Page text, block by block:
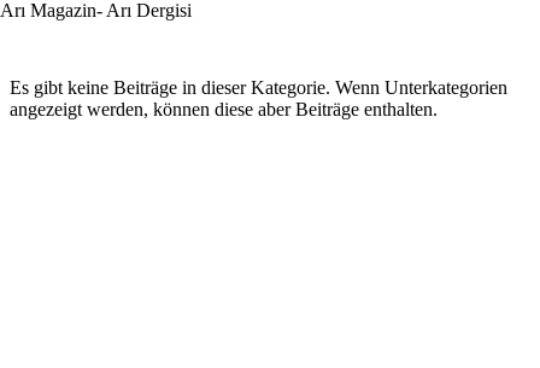
Arı Magazin- Arı Dergisi
Es gibt keine Beiträge in dieser Kategorie. Wenn Unterkategorien
angezeigt werden, können diese aber Beiträge enthalten.